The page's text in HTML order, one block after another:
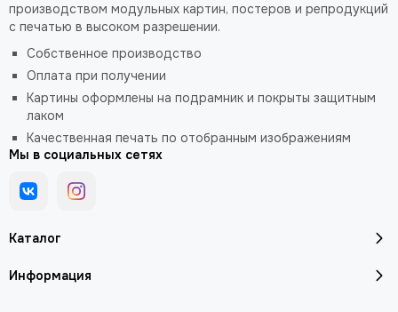
Каталог
Информация
производством модульных картин, постеров и репродукций
с печатью в высоком разрешении.
Собственное производство
Оплата при получении
Картины оформлены на подрамник и покрыты защитным
лаком
Качественная печать по отобранным изображениям
Мы в социальных сетях